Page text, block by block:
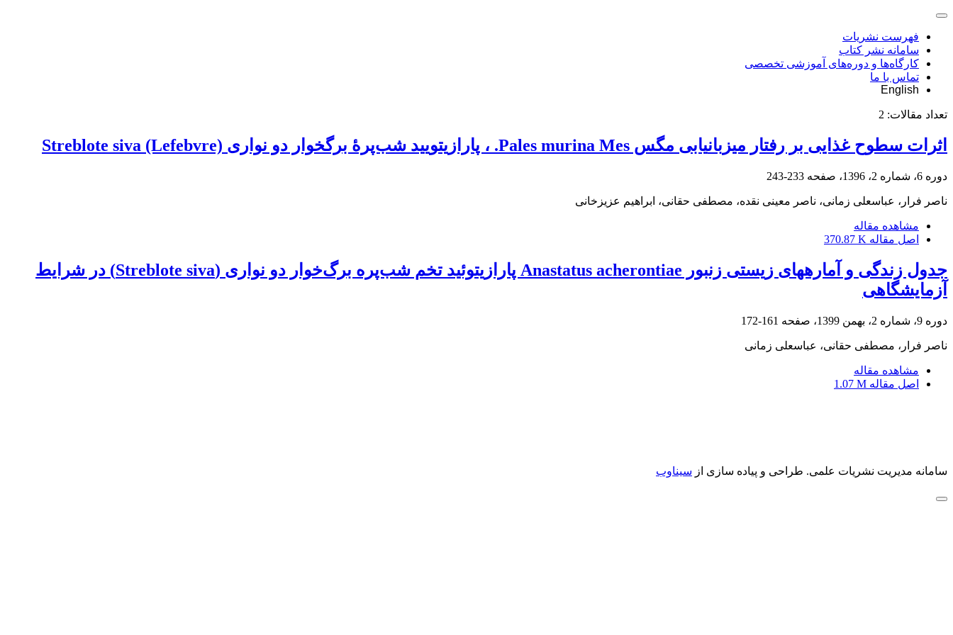
فهرست نشریات
سامانه نشر کتاب
کارگاه‌ها و دوره‌های آموزشی تخصصی
تماس با ما
English
تعداد مقالات: 2
اثرات سطوح غذایی بر رفتار میزبان‎یابی مگس Pales murina Mes. ، پارازیتویید شب‌پرۀ‌ برگ‎خوار دو نواری Streblote siva (Lefebvre)
دوره 6، شماره 2، 1396، صفحه 233-243
ناصر فرار، عباسعلی زمانی، ناصر معینی نقده، مصطفی حقانی، ابراهیم عزیزخانی
مشاهده مقاله
اصل مقاله 370.87 K
جدول زندگی و آماره‏های زیستی زنبور Anastatus acherontiae پارازیتوئید تخم شب‌پره برگ‌خوار دو نواری (Streblote siva) در شرایط
آزمایشگاهی
دوره 9، شماره 2، بهمن 1399، صفحه 161-172
ناصر فرار، مصطفی حقانی، عباسعلی زمانی
مشاهده مقاله
اصل مقاله 1.07 M
سامانه مدیریت نشریات علمی. طراحی و پیاده سازی از سیناوب